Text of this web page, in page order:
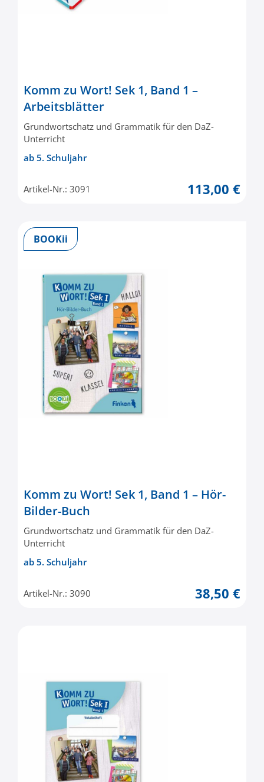
Komm zu Wort! Sek 1, Band 1 –
Arbeitsblätter
Grundwortschatz und Grammatik für den DaZ-
Unterricht
ab 5. Schuljahr
Artikel-Nr.: 3091 113,00 €
BOOKii
Komm zu Wort! Sek 1, Band 1 – Hör-
Bilder-Buch
Grundwortschatz und Grammatik für den DaZ-
Unterricht
ab 5. Schuljahr
Artikel-Nr.: 3090 38,50 €